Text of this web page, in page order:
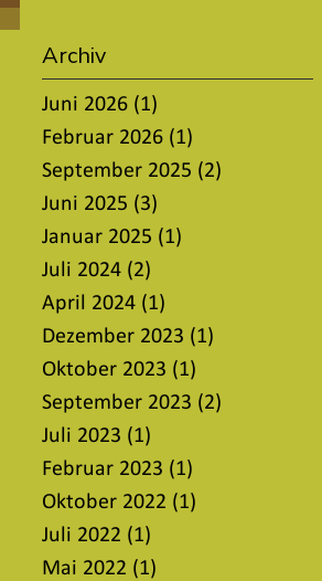
Archiv
Juni 2026 (1)
Februar 2026 (1)
September 2025 (2)
Juni 2025 (3)
Januar 2025 (1)
Juli 2024 (2)
April 2024 (1)
Dezember 2023 (1)
Oktober 2023 (1)
September 2023 (2)
Juli 2023 (1)
Februar 2023 (1)
Oktober 2022 (1)
Juli 2022 (1)
Mai 2022 (1)